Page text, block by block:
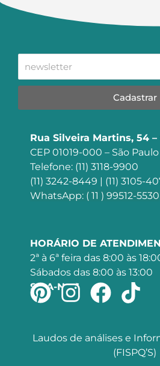
Cadastrar
Rua Silveira Martins, 54
CEP 01019-000 – São Paulo
Telefone: (11) 3118-9900
(11) 3242-8449 | (11) 3105-
WhatsApp: ( 11 ) 99512-5530
HORÁRIO DE
2ª à 6ª feira das 8:00 às
Sábados das 8:00 às 13:00
SIGA-NOS
Laudos de análises e
(FISPQ’S)